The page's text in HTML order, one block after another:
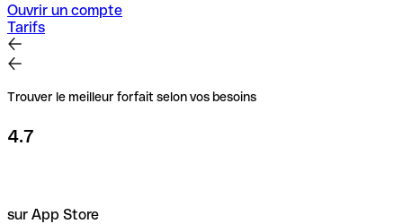
Ouvrir un compte
Tarifs
Trouver le meilleur forfait selon vos besoins
4.7
sur App Store